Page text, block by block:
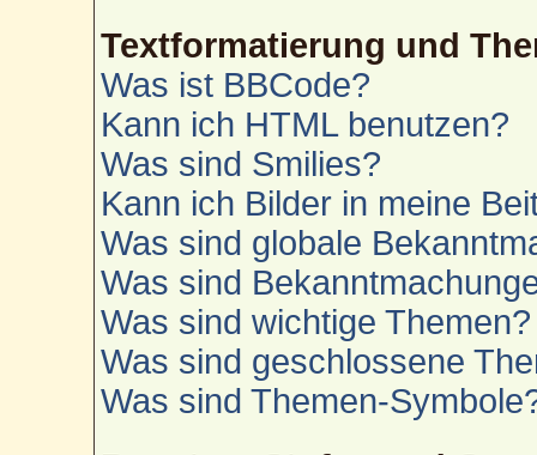
Textformatierung und
Was ist BBCode?
Kann ich HTML benutzen?
Was sind Smilies?
Kann ich Bilder in meine
Was sind globale
Was sind
Was sind wichtige Themen?
Was sind geschlossene
Was sind Themen-